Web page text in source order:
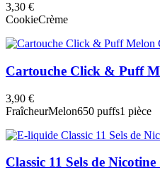
3,30 €
CookieCrème
Cartouche Click & Puff
3,90 €
FraîcheurMelon650 puffs1 pièce
Classic 11 Sels de